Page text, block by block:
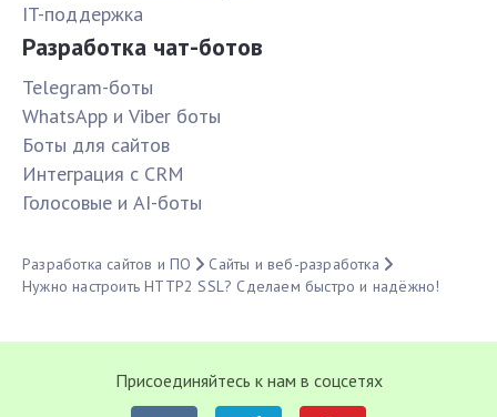
IT-поддержка
Разработка чат-ботов
Telegram-боты
WhatsApp и Viber боты
Боты для сайтов
Интеграция с CRM
Голосовые и AI-боты
Разработка сайтов и ПО
Сайты и веб-разработка
Нужно настроить HTTP2 SSL? Сделаем быстро и надёжно!
Присоединяйтесь к нам в соцсетях